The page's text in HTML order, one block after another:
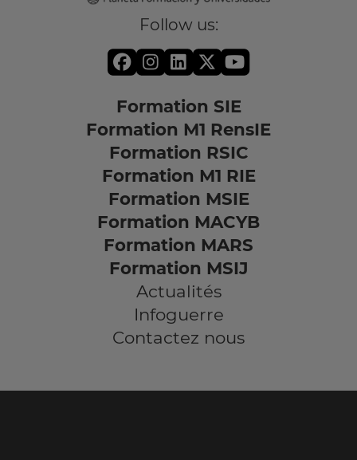
Follow us:
Formation SIE
Formation M1 RensIE
Formation RSIC
Formation M1 RIE
Formation MSIE
Formation MACYB
Formation MARS
Formation MSIJ
Actualités
Infoguerre
Contactez nous